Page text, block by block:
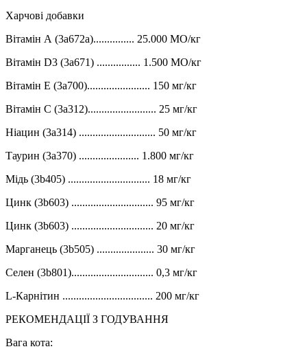
Харчові добавки
Вітамін А (3a672a)............... 25.000 МО/кг
Вітамін D3 (3a671) ................ 1.500 МО/кг
Вітамін Е (3a700)....................... 150 мг/кг
Вітамін С (3a312)......................... 25 мг/кг
Ніацин (3a314) ............................ 50 мг/кг
Таурин (3a370) ...................... 1.800 мг/кг
Мідь (3b405) .............................. 18 мг/кг
Цинк (3b603) .............................. 95 мг/кг
Цинк (3b603) .............................. 20 мг/кг
Марганець (3b505) ..................... 30 мг/кг
Селен (3b801).............................. 0,3 мг/кг
L-Карнітин ................................. 200 мг/кг
РЕКОМЕНДАЦІЇ З ГОДУВАННЯ
Вага кота: